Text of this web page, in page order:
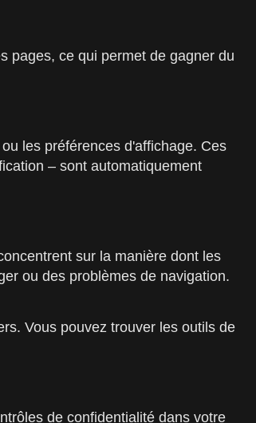
pages, ce qui permet de gagner du
les préférences d'affichage. Ces
– sont automatiquement
sur la manière dont les
ou des problèmes de navigation.
Vous pouvez trouver les outils de
de confidentialité dans votre